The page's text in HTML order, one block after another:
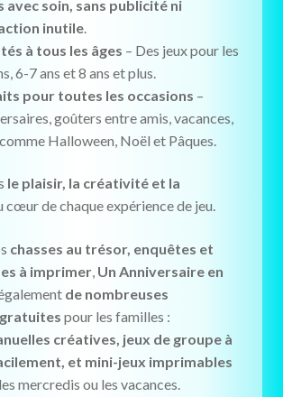
avec soin, sans publicité ni
inutile.
à tous les âges – Des jeux pour les
6-7 ans et 8 ans et plus.
pour toutes les occasions –
goûters entre amis, vacances,
Halloween, Noël et Pâques.
le plaisir, la créativité et la
cœur de chaque expérience de jeu.
chasses au trésor, enquêtes et
à imprimer, Un Anniversaire en
de nombreuses
pour les familles :
créatives, jeux de groupe à
et mini-jeux imprimables
mercredis ou les vacances.